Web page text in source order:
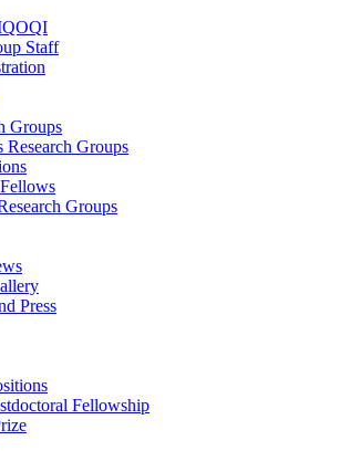
Staff
Groups
Research Groups
Groups
Press
Fellowship